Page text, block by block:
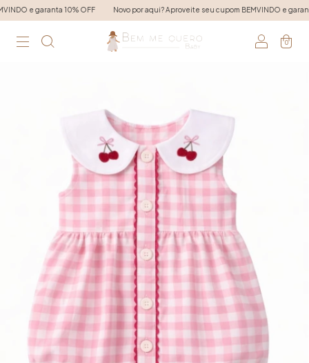
10% OFF Novo por aqui? Aproveite seu cupom BEMVINDO e garanta 10% OFF
0